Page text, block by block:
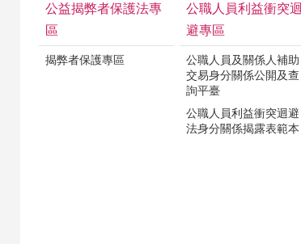
公益揭弊者保護法專
區
揭弊者保護專區
公職人員利益衝突迴
避專區
公職人員及關係人補助
交易身分關係公開及查
詢平臺
公職人員利益衝突迴避
法身分關係揭露表範本